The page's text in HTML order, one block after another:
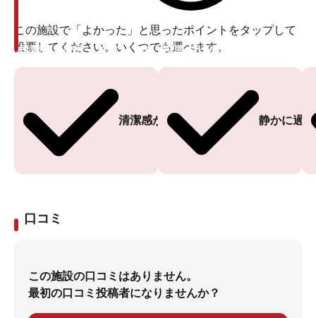
この施設で「よかった」と思ったポイントをタップして
投票してください。いくつでも選べます。
清潔感がある
投票ありがとうございます
静かに過
投票ありがとうございます
口コミ
この施設の口コミはありません。
最初の口コミ投稿者になりませんか？